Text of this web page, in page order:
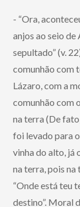
- “Ora,
anjos ao seio
sepultado” (v.
comunhão com
Lázaro, com a
comunhão com
na terra (De
foi levado para
vinha do alto, já
na terra, pois na
“Onde está teu
destino”. Moral